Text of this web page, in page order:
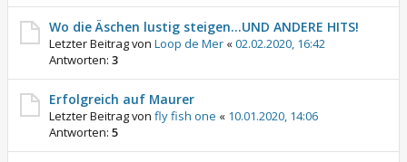
Wo die Äschen lustig steigen...UND ANDERE HITS!
Letzter Beitrag von Loop de Mer «02.02.2020, 16:42
Antworten: 3
Erfolgreich auf Maurer
Letzter Beitrag von fly fish one « 10.01.2020, 14:06
Antworten: 5